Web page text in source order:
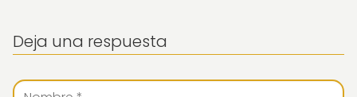
Deja una respuesta